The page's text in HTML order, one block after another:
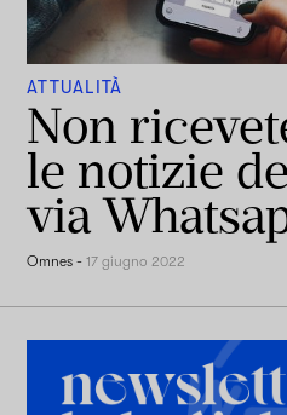
ATTUALITÀ
Non
le notizie
via
Omnes -17 giugno 2022